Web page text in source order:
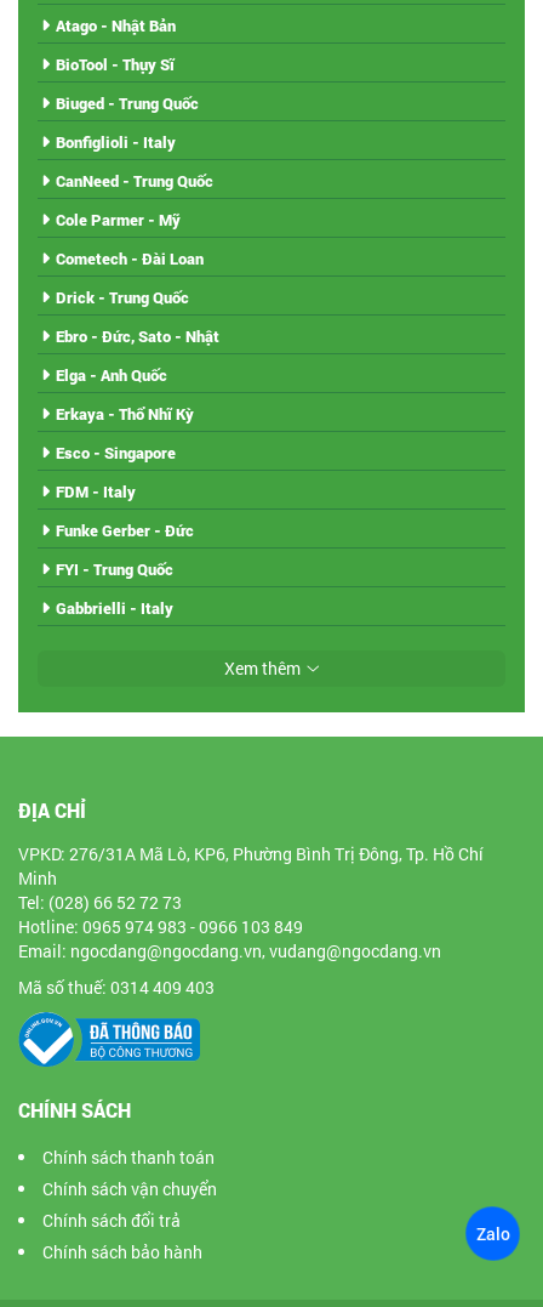
Atago - Nhật Bản
BioTool - Thụy Sĩ
Biuged - Trung Quốc
Bonfiglioli - Italy
CanNeed - Trung Quốc
Cole Parmer - Mỹ
Cometech - Đài Loan
Drick - Trung Quốc
Ebro - Đức, Sato - Nhật
Elga - Anh Quốc
Erkaya - Thổ Nhĩ Kỳ
Esco - Singapore
FDM - Italy
Funke Gerber - Đức
FYI - Trung Quốc
Gabbrielli - Italy
Xem thêm
ĐỊA CHỈ
VPKD: 276/31A Mã Lò, KP6, Phường Bình Trị Đông, Tp. Hồ Chí
Minh
Tel: (028) 66 52 72 73
Hotline: 0965 974 983 - 0966 103 849
Email: ngocdang@ngocdang.vn, vudang@ngocdang.vn
Mã số thuế: 0314 409 403
CHÍNH SÁCH
Chính sách thanh toán
Chính sách vận chuyển
Chính sách đổi trả
Chính sách bảo hành
Zalo